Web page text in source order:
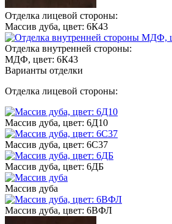
Отделка лицевой стороны:
Массив дуба, цвет: 6К43
Отделка внутренней стороны:
МДФ, цвет: 6К43
Варианты отделки
Отделка лицевой стороны:
Массив дуба, цвет: 6Д10
Массив дуба, цвет: 6С37
Массив дуба, цвет: 6ДБ
Массив дуба
Массив дуба, цвет: 6ВФЛ